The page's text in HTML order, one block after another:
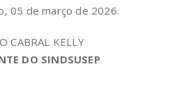
05 de março de 2026.
CABRAL KELLY
DO SINDSUSEP